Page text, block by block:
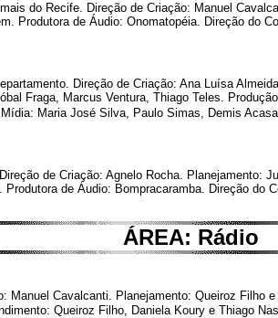
do Recife. Direção de Criação: Manuel
Produtora de Áudio: Onomatopéia. Direção do
Direção de Criação: Ana Luísa
Fraga, Marcus Ventura, Thiago Teles.
Maria José Silva, Paulo Simas, Demis
de Criação: Agnelo Rocha. Planejamento:
de Áudio: Bompracaramba. Direção
ÁREA: Rádio
Cavalcanti. Planejamento: Queiroz Filho
Queiroz Filho, Daniela Koury e Thiago